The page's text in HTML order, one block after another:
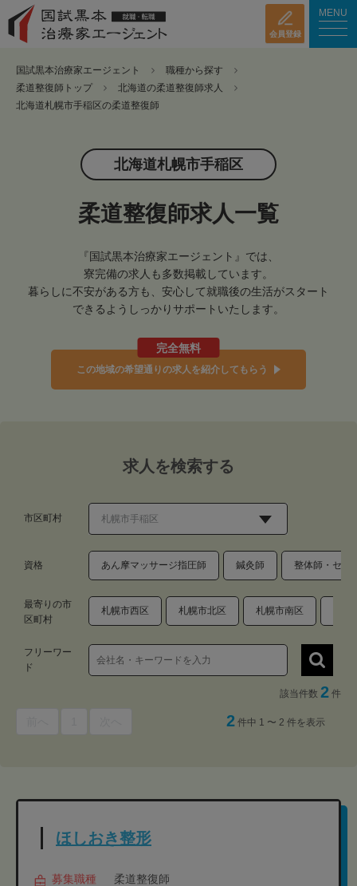
会員登録
MENU
国試黒本治療家エージェント
職種から探す
柔道整復師トップ
北海道の柔道整復師求人
北海道札幌市手稲区の柔道整復師
北海道札幌市手稲区
柔道整復師求人一覧
『国試黒本治療家エージェント』では、
寮完備の求人も多数掲載しています。
暮らしに不安がある方も、安心して就職後の生活がスタート
できるようしっかりサポートいたします。
完全無料
この地域の希望通りの求人を紹介してもらう
求人を検索する
市区町村
資格 あん摩マッサージ指圧師 鍼灸師 整体師・セラ
最寄りの市
区町村
札幌市西区 札幌市北区 札幌市南区
フリーワー
ド
該当件数 2 件
2 件中 1 〜 2 件を表示
ほしおき整形
募集職種 柔道整復師